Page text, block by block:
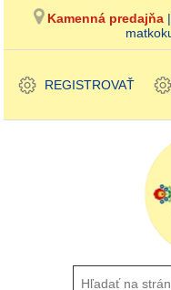
Kamenná predajňa
REGISTROVAŤ